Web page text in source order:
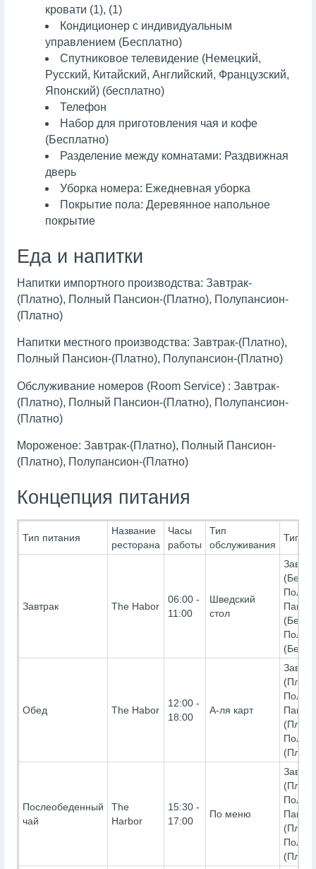
кровати (1), (1)
Кондиционер с индивидуальным
управлением (Бесплатно)
Спутниковое телевидение (Немецкий,
Русский, Китайский, Английский, Французский,
Японский) (бесплатно)
Телефон
Набор для приготовления чая и кофе
(Бесплатно)
Разделение между комнатами: Раздвижная
дверь
Уборка номера: Ежедневная уборка
Покрытие пола: Деревянное напольное
покрытие
Еда и напитки
Напитки импортного производства: Завтрак-
(Платно), Полный Пансион-(Платно), Полупансион-
(Платно)
Напитки местного производства: Завтрак-(Платно),
Полный Пансион-(Платно), Полупансион-(Платно)
Обслуживание номеров (Room Service) : Завтрак-
(Платно), Полный Пансион-(Платно), Полупансион-
(Платно)
Мороженое: Завтрак-(Платно), Полный Пансион-
(Платно), Полупансион-(Платно)
Концепция питания
Тип питания
Название
ресторана
Часы
работы
Тип
обслуживания
Тип
Завтрак The Habor
06:00 -
11:00
Шведский
стол
Обед The Habor
12:00 -
18:00
А-ля карт
Послеобеденный
чай
The
Harbor
15:30 -
17:00
По меню